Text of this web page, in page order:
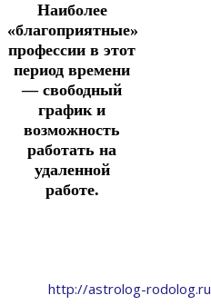
Наиболее
«благоприятные»
профессии в этот
период времени
— свободный
график и
возможность
работать на
удаленной
работе.
http://astrolog-rodolog.ru